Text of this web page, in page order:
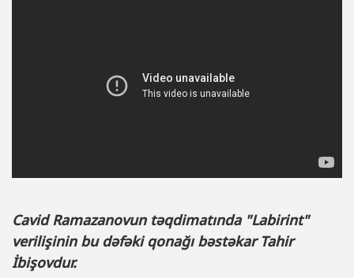
Cavid Ramazanovun təqdimatında "Labirint"
verilişinin bu dəfəki qonağı bəstəkar Tahir
İbişovdur.